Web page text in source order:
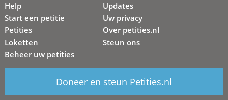
Help
Start een petitie
Petities
Loketten
Beheer uw petities
Updates
Uw privacy
Over petities.nl
Steun ons
Doneer en steun Petities.nl